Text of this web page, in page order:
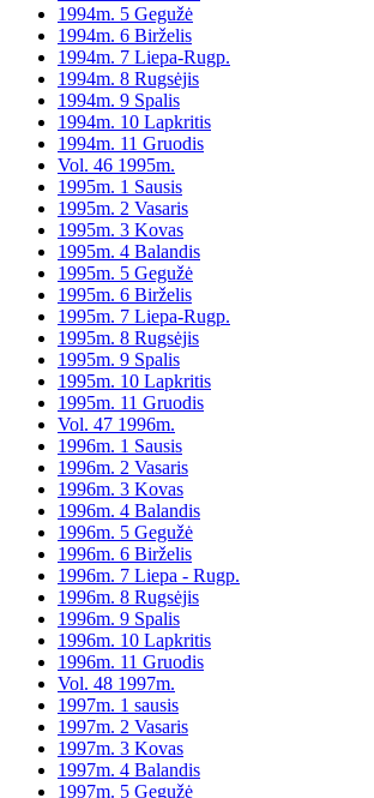
1994m. 5 Gegužė
1994m. 6 Birželis
1994m. 7 Liepa-Rugp.
1994m. 8 Rugsėjis
1994m. 9 Spalis
1994m. 10 Lapkritis
1994m. 11 Gruodis
Vol. 46 1995m.
1995m. 1 Sausis
1995m. 2 Vasaris
1995m. 3 Kovas
1995m. 4 Balandis
1995m. 5 Gegužė
1995m. 6 Birželis
1995m. 7 Liepa-Rugp.
1995m. 8 Rugsėjis
1995m. 9 Spalis
1995m. 10 Lapkritis
1995m. 11 Gruodis
Vol. 47 1996m.
1996m. 1 Sausis
1996m. 2 Vasaris
1996m. 3 Kovas
1996m. 4 Balandis
1996m. 5 Gegužė
1996m. 6 Birželis
1996m. 7 Liepa - Rugp.
1996m. 8 Rugsėjis
1996m. 9 Spalis
1996m. 10 Lapkritis
1996m. 11 Gruodis
Vol. 48 1997m.
1997m. 1 sausis
1997m. 2 Vasaris
1997m. 3 Kovas
1997m. 4 Balandis
1997m. 5 Gegužė